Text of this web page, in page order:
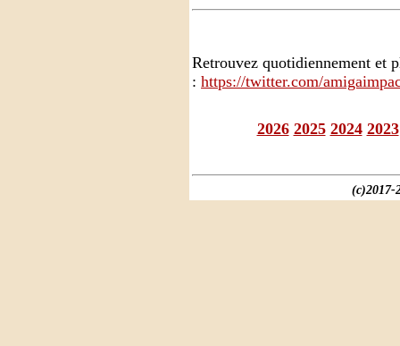
Retrouvez quotidiennement et
: https://twitter.com/
2026 2025 2024 2023
(c)2017-